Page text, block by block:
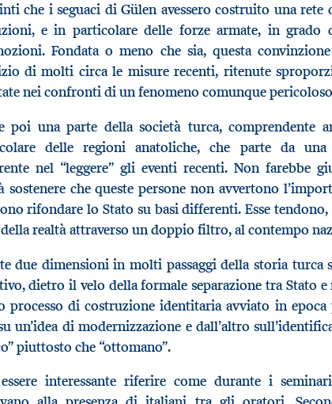
che i seguaci di Gülen avessero costruito una
e in particolare delle forze armate, in grado
Fondata o meno che sia, questa
di molti circa le misure recenti, ritenute
nei confronti di un fenomeno comunque
poi una parte della società turca, comprendente
delle regioni anatoliche, che parte da una
nel “leggere” gli eventi recenti. Non farebbe
sostenere che queste persone non avvertono
rifondare lo Stato su basi differenti. Esse
realtà attraverso un doppio filtro, al contempo
due dimensioni in molti passaggi della storia
dietro il velo della formale separazione tra Stato
processo di costruzione identitaria avviato in epoca
un’idea di modernizzazione e dall’altro
piuttosto che “ottomano”.
interessante riferire come durante i